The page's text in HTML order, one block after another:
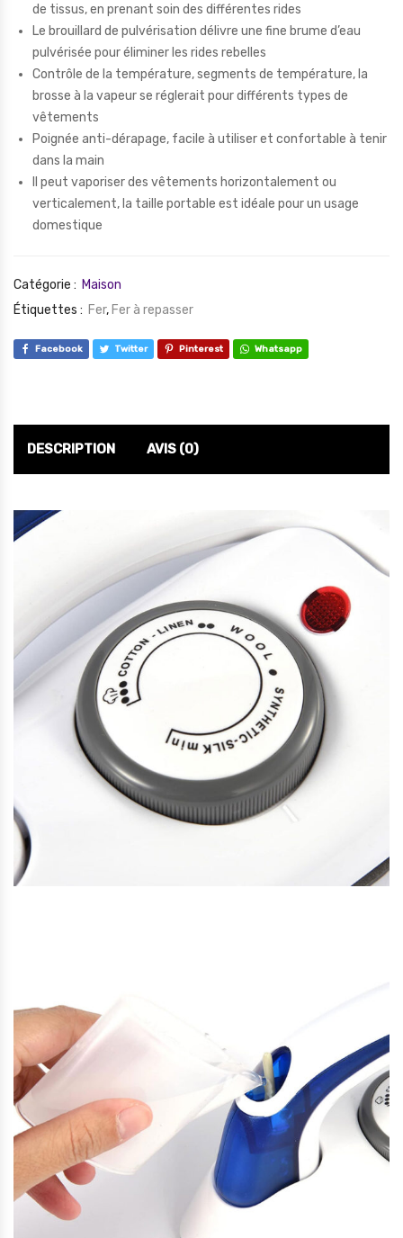
de tissus, en prenant soin des différentes rides
Le brouillard de pulvérisation délivre une fine brume d’eau
pulvérisée pour éliminer les rides rebelles
Contrôle de la température, segments de température, la
brosse à la vapeur se réglerait pour différents types de
vêtements
Poignée anti-dérapage, facile à utiliser et confortable à tenir
dans la main
Il peut vaporiser des vêtements horizontalement ou
verticalement, la taille portable est idéale pour un usage
domestique
Catégorie : Maison
Étiquettes : Fer, Fer à repasser
Facebook Twitter Pinterest Whatsapp
DESCRIPTION AVIS (0)